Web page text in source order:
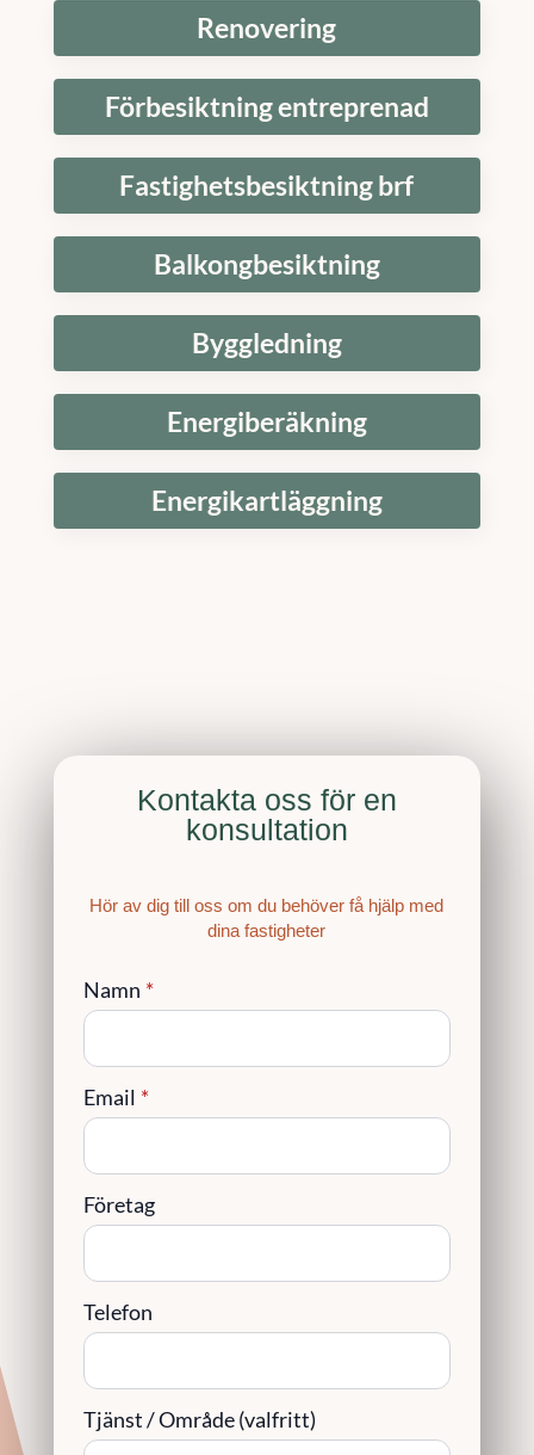
Renovering
Förbesiktning entreprenad
Fastighetsbesiktning brf
Balkongbesiktning
Byggledning
Energiberäkning
Energikartläggning
Kontakta oss för en
konsultation
Hör av dig till oss om du behöver få hjälp med
dina fastigheter
Namn *
Email *
Företag
Telefon
Tjänst / Område (valfritt)